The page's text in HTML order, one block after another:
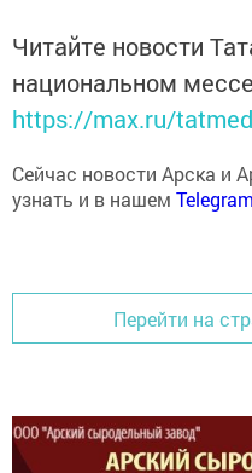
Читайте новости
национальном
https://max.ru/
Сейчас новости Арска и
узнать и в нашем
Перейти на